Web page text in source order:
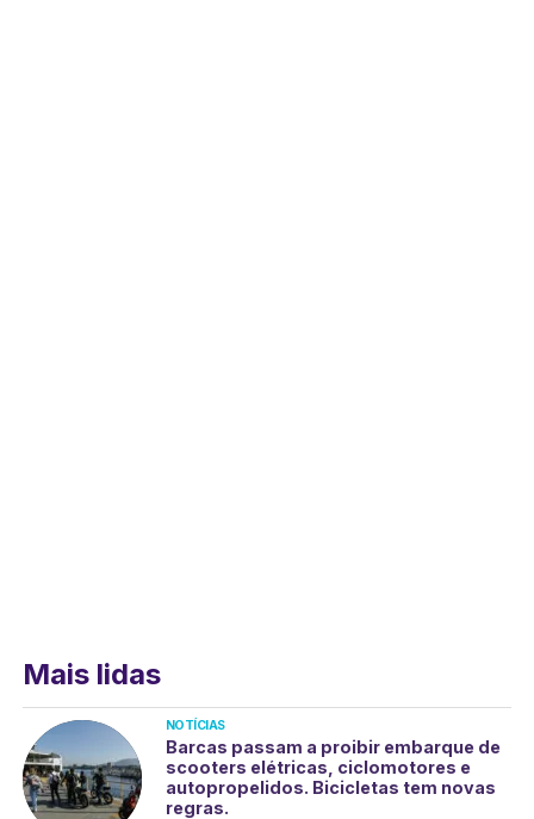
Mais lidas
NOTÍCIAS
Barcas passam a proibir embarque de
scooters elétricas, ciclomotores e
autopropelidos. Bicicletas tem novas
regras.